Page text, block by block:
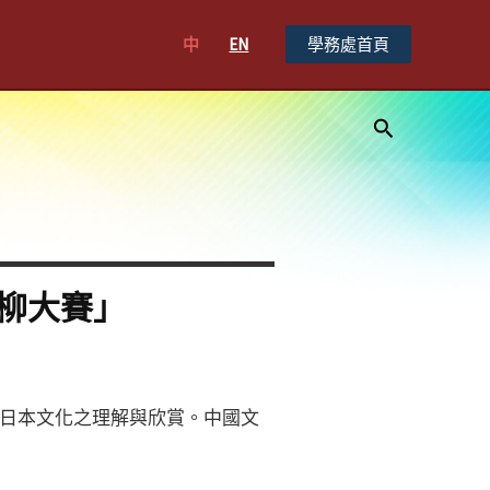
中 EN 學務處首頁
搜
尋
大賽」
本文化之理解與欣賞。中國文